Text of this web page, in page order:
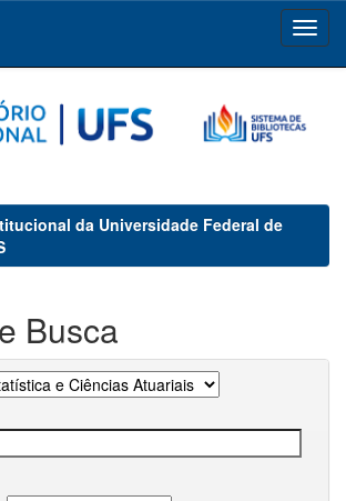
da Universidade Federal de
Busca